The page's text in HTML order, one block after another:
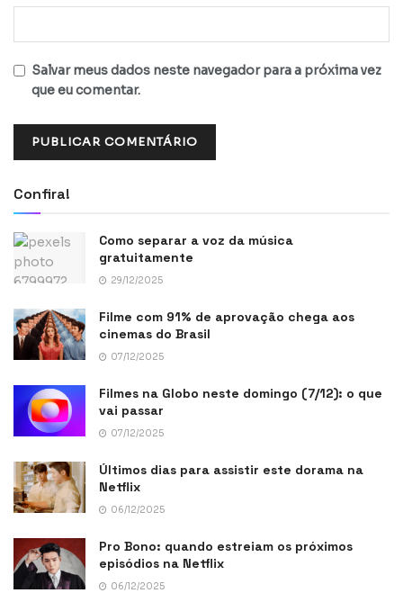
Salvar meus dados neste navegador para a próxima vez
que eu comentar.
Confira!
Como separar a voz da música
gratuitamente
29/12/2025
Filme com 91% de aprovação chega aos
cinemas do Brasil
07/12/2025
Filmes na Globo neste domingo (7/12): o que
vai passar
07/12/2025
Últimos dias para assistir este dorama na
Netflix
06/12/2025
Pro Bono: quando estreiam os próximos
episódios na Netflix
06/12/2025